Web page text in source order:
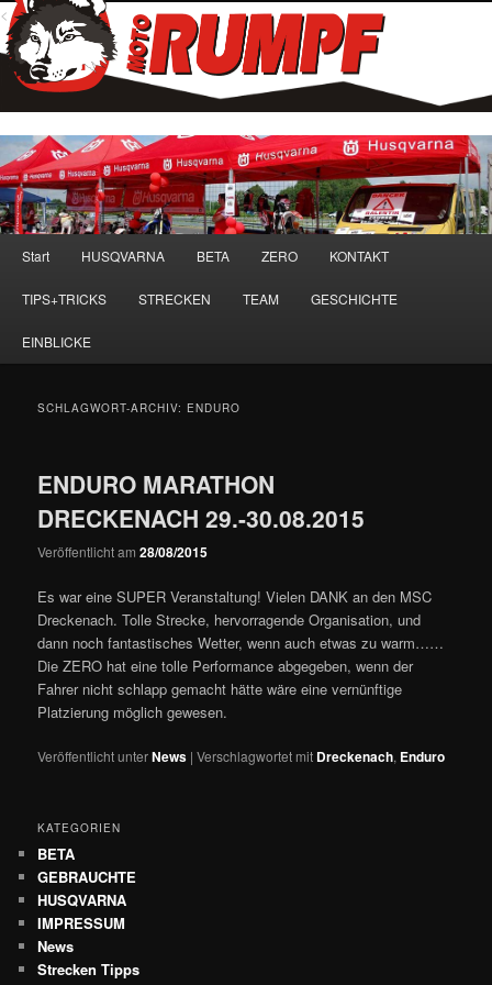
<
Zum
primären
Inhalt
springen
Zum
sekundären
Inhalt
springen
Start HUSQVARNA BETA ZERO KONTAKT
TIPS+TRICKS STRECKEN TEAM GESCHICHTE
EINBLICKE
SCHLAGWORT-ARCHIV: ENDURO
ENDURO MARATHON
DRECKENACH 29.-30.08.2015
Veröffentlicht am28/08/2015
Es war eine SUPER Veranstaltung! Vielen DANK an den MSC
Dreckenach. Tolle Strecke, hervorragende Organisation, und
dann noch fantastisches Wetter, wenn auch etwas zu warm……
Die ZERO hat eine tolle Performance abgegeben, wenn der
Fahrer nicht schlapp gemacht hätte wäre eine vernünftige
Platzierung möglich gewesen.
Veröffentlicht unterNews |Verschlagwortet mit Dreckenach, Enduro
KATEGORIEN
BETA
GEBRAUCHTE
HUSQVARNA
IMPRESSUM
News
Strecken Tipps